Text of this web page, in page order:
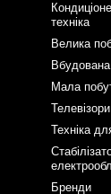
техніка
Велика
Вбудована
Мала
Телевізори
Техніка
Бренди